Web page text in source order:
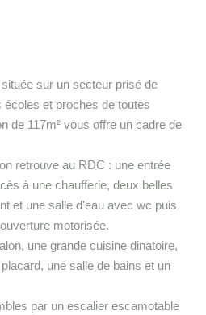
sur un secteur prisé de
et proches de toutes
de 117m² vous offre un cadre de
retrouve au RDC : une entrée
à une chaufferie, deux belles
et une salle d'eau avec wc puis
motorisée.
une grande cuisine dinatoire,
une salle de bains et un
par un escalier escamotable